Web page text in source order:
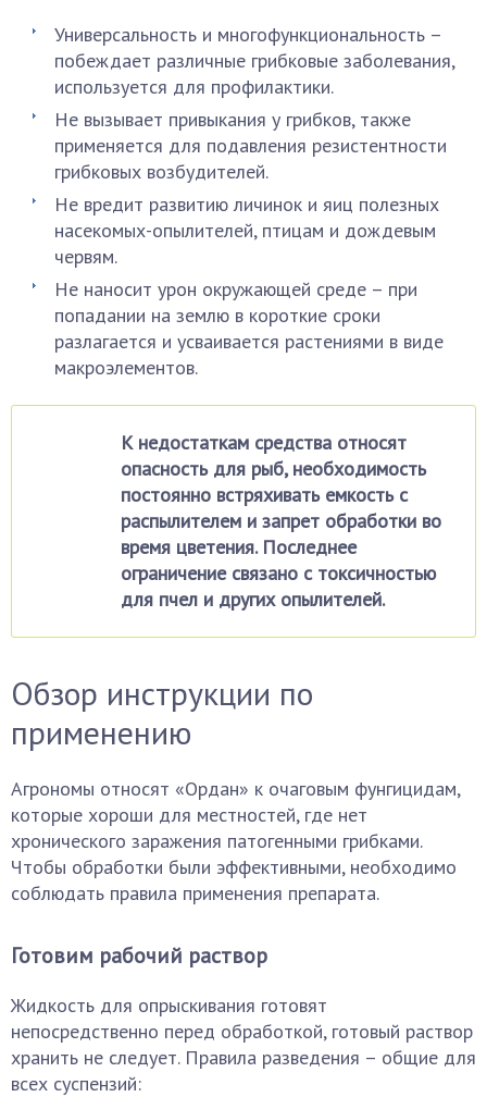
Универсальность и многофункциональность –
побеждает различные грибковые заболевания,
используется для профилактики.
Не вызывает привыкания у грибков, также
применяется для подавления резистентности
грибковых возбудителей.
Не вредит развитию личинок и яиц полезных
насекомых-опылителей, птицам и дождевым
червям.
Не наносит урон окружающей среде – при
попадании на землю в короткие сроки
разлагается и усваивается растениями в виде
макроэлементов.
К недостаткам средства относят
опасность для рыб, необходимость
постоянно встряхивать емкость с
распылителем и запрет обработки во
время цветения. Последнее
ограничение связано с токсичностью
для пчел и других опылителей.
Обзор инструкции по
применению
Агрономы относят «Ордан» к очаговым фунгицидам,
которые хороши для местностей, где нет
хронического заражения патогенными грибками.
Чтобы обработки были эффективными, необходимо
соблюдать правила применения препарата.
Готовим рабочий раствор
Жидкость для опрыскивания готовят
непосредственно перед обработкой, готовый раствор
хранить не следует. Правила разведения – общие для
всех суспензий: